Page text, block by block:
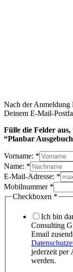
Nach der Anmeldung
Deinem E-Mail-
Fülle die Felder aus,
“Planbar
Vorname: *
Name: *
E-Mail-Adresse: *
Mobilnummer *
Checkboxen *
Ich bin
Consulting
Email
jederzeit per
werden.